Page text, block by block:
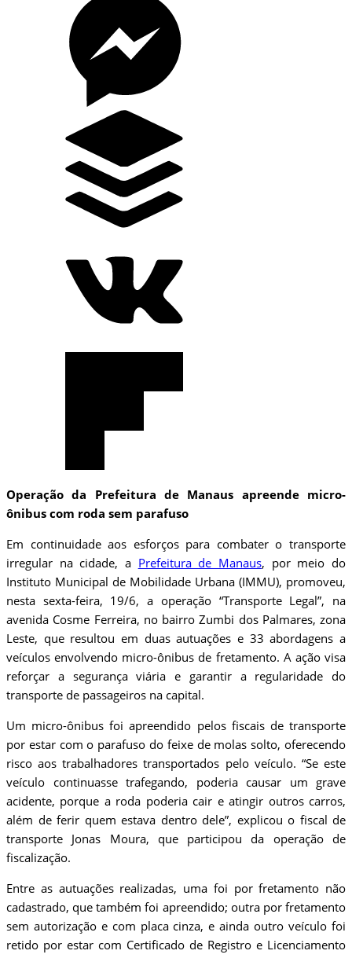
Operação da Prefeitura de Manaus apreende micro-
ônibus com roda sem parafuso
Em continuidade aos esforços para combater o transporte
irregular na cidade, a Prefeitura de Manaus, por meio do
Instituto Municipal de Mobilidade Urbana (IMMU), promoveu,
nesta sexta-feira, 19/6, a operação “Transporte Legal”, na
avenida Cosme Ferreira, no bairro Zumbi dos Palmares, zona
Leste, que resultou em duas autuações e 33 abordagens a
veículos envolvendo micro-ônibus de fretamento. A ação visa
reforçar a segurança viária e garantir a regularidade do
transporte de passageiros na capital.
Um micro-ônibus foi apreendido pelos fiscais de transporte
por estar com o parafuso do feixe de molas solto, oferecendo
risco aos trabalhadores transportados pelo veículo. “Se este
veículo continuasse trafegando, poderia causar um grave
acidente, porque a roda poderia cair e atingir outros carros,
além de ferir quem estava dentro dele”, explicou o fiscal de
transporte Jonas Moura, que participou da operação de
fiscalização.
Entre as autuações realizadas, uma foi por fretamento não
cadastrado, que também foi apreendido; outra por fretamento
sem autorização e com placa cinza, e ainda outro veículo foi
retido por estar com Certificado de Registro e Licenciamento